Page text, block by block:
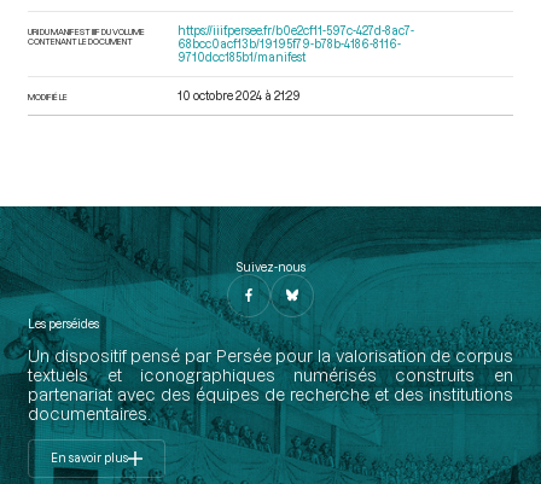
URI DU MANIFEST IIIF DU VOLUME
CONTENANT LE DOCUMENT
https://iiif.persee.fr/b0e2cf11-597c-427d-8ac7-
68bcc0acf13b/19195f79-b78b-4186-8116-
9710dcc185b1/manifest
MODIFIÉ LE 10 octobre 2024 à 21:29
Suivez-nous
Les perséides
Un dispositif pensé par Persée pour la valorisation de corpus
textuels et iconographiques numérisés construits en
partenariat avec des équipes de recherche et des institutions
documentaires.
En savoir plus